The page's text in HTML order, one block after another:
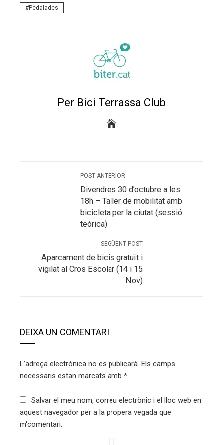
Pedalades
Per Bici Terrassa Club
POST ANTERIOR
Divendres 30 d’octubre a les
18h – Taller de mobilitat amb
bicicleta per la ciutat (sessió
teòrica)
SEGÜENT POST
Aparcament de bicis gratuït i
vigilat al Cros Escolar (14 i 15
Nov)
DEIXA UN COMENTARI
L'adreça electrònica no es publicarà. Els camps
necessaris estan marcats amb *
Salvar el meu nom, correu electrònic i el lloc web en
aquest navegador per a la propera vegada que
m'comentari.